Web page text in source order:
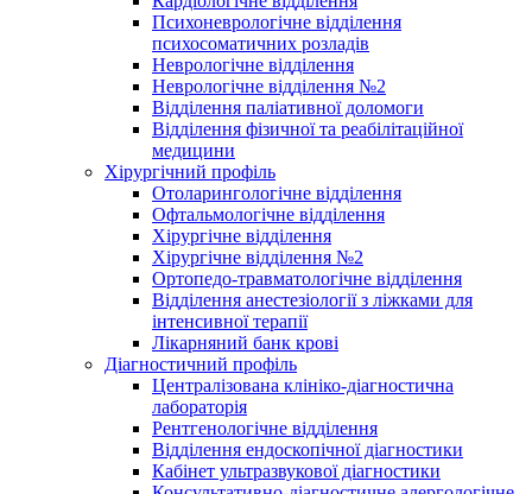
Психоневрологічне відділення
психосоматичних розладів
Неврологічне відділення
Неврологічне відділення №2
Відділення паліативної доломоги
Відділення фізичної та реабілітаційної
медицини
Хірургічний профіль
Отоларингологічне відділення
Офтальмологічне відділення
Хірургічне відділення
Хірургічне відділення №2
Ортопедо-травматологічне відділення
Відділення анестезіології з ліжками для
інтенсивної терапії
Лікарняний банк крові
Діагностичний профіль
Централізована клініко-діагностична
лабораторія
Рентгенологічне відділення
Відділення ендоскопічної діагностики
Кабінет ультразвукової діагностики